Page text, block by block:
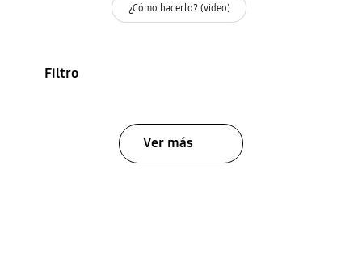
¿Cómo hacerlo? (video)
Filtro
Ver más